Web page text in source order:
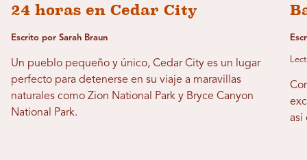
24 horas en Cedar City
Escrito por Sarah Braun
Un pueblo pequeño y único, Cedar City es un lugar
perfecto para detenerse en su viaje a maravillas
naturales como Zion National Park y Bryce Canyon
National Park.
así